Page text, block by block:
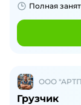
Полная
ООО
Грузчик